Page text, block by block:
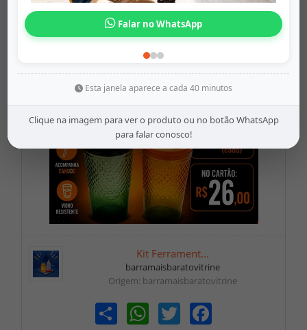
Falar no WhatsApp
Esta janela aparece a cada 40 minutos
Clique na imagem para ver o produto ou no botão WhatsApp
para falar conosco!
Twitter
R$29,90
Kit Ferrament...
barramaisbaratovitrine
Origem: barramaisbaratovitrine
Share WhatsAppTwitter Facebook